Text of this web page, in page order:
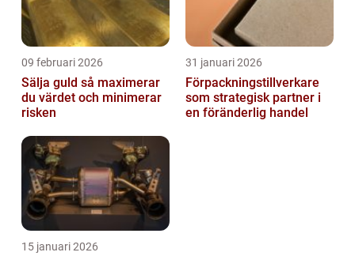
09 februari 2026
Sälja guld så maximerar
du värdet och minimerar
risken
31 januari 2026
Förpackningstillverkare
som strategisk partner i
en föränderlig handel
15 januari 2026